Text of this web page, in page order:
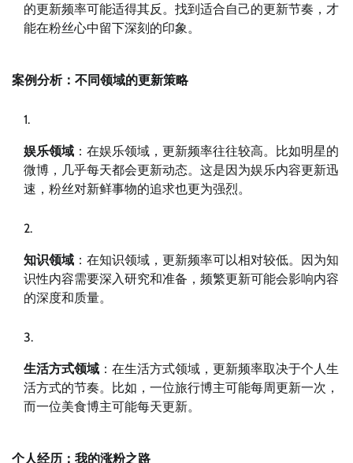
的更新频率可能适得其反。找到适合自己的更新节奏，才
能在粉丝心中留下深刻的印象。
案例分析：不同领域的更新策略
娱乐领域 ：在娱乐领域，更新频率往往较高。比如明星的
微博，几乎每天都会更新动态。这是因为娱乐内容更新迅
速，粉丝对新鲜事物的追求也更为强烈。
知识领域 ：在知识领域，更新频率可以相对较低。因为知
识性内容需要深入研究和准备，频繁更新可能会影响内容
的深度和质量。
生活方式领域 ：在生活方式领域，更新频率取决于个人生
活方式的节奏。比如，一位旅行博主可能每周更新一次，
而一位美食博主可能每天更新。
个人经历：我的涨粉之路